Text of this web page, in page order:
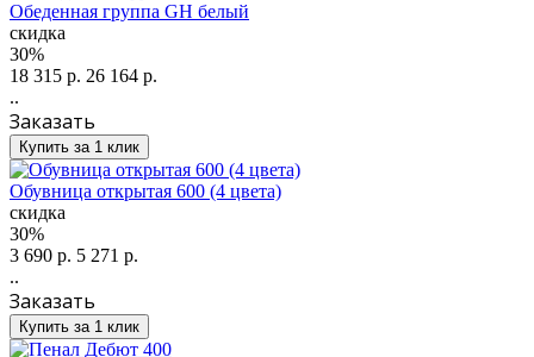
Обеденная группа GH белый
скидка
30%
18 315 р. 26 164 р.
..
Заказать
Купить за 1 клик
Обувница открытая 600 (4 цвета)
скидка
30%
3 690 р. 5 271 р.
..
Заказать
Купить за 1 клик